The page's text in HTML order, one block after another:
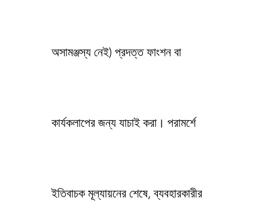
অসামঞ্জস্য নেই) প্রদত্ত ফাংশন বা
কার্যকলাপের জন্য যাচাই করা। পরামর্শে
ইতিবাচক মূল্যায়নের শেষে, ব্যবহারকারীর